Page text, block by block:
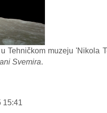
Tehničkom muzeju 'Nikola
Svemira.
15:41